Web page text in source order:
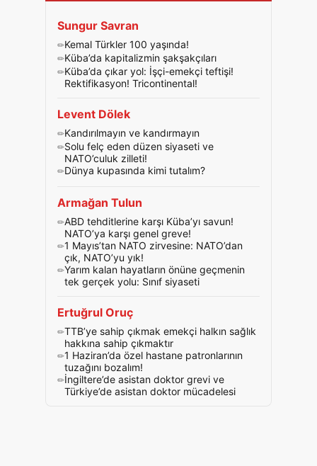
Sungur Savran
Kemal Türkler 100 yaşında!
Küba’da kapitalizmin şakşakçıları
Küba’da çıkar yol: İşçi-emekçi teftişi!
Rektifikasyon! Tricontinental!
Levent Dölek
Kandırılmayın ve kandırmayın
Solu felç eden düzen siyaseti ve
NATO’culuk zilleti!
Dünya kupasında kimi tutalım?
Armağan Tulun
ABD tehditlerine karşı Küba’yı savun!
NATO’ya karşı genel greve!
1 Mayıs’tan NATO zirvesine: NATO’dan
çık, NATO’yu yık!
Yarım kalan hayatların önüne geçmenin
tek gerçek yolu: Sınıf siyaseti
Ertuğrul Oruç
TTB’ye sahip çıkmak emekçi halkın sağlık
hakkına sahip çıkmaktır
1 Haziran’da özel hastane patronlarının
tuzağını bozalım!
İngiltere’de asistan doktor grevi ve
Türkiye’de asistan doktor mücadelesi